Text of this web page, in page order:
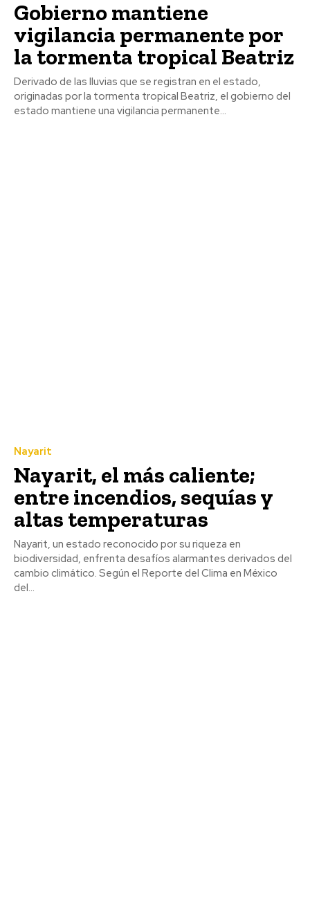
Gobierno mantiene
vigilancia permanente por
la tormenta tropical Beatriz
Derivado de las lluvias que se registran en el estado,
originadas por la tormenta tropical Beatriz, el gobierno del
estado mantiene una vigilancia permanente...
Nayarit
Nayarit, el más caliente;
entre incendios, sequías y
altas temperaturas
Nayarit, un estado reconocido por su riqueza en
biodiversidad, enfrenta desafíos alarmantes derivados del
cambio climático. Según el Reporte del Clima en México
del...